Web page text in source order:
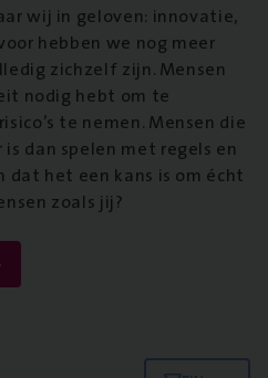
wij in geloven: innovatie,
hebben we nog meer
zichzelf zijn. Mensen
nodig hebt om te
te nemen. Mensen die
dan spelen met regels en
dat het een kans is om écht
zoals jij?